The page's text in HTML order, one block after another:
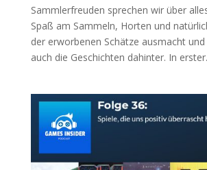
Sammlerfreuden sprechen wir über
Spaß am Sammeln, Horten und
der erworbenen Schätze ausmacht
auch die Geschichten dahinter. In